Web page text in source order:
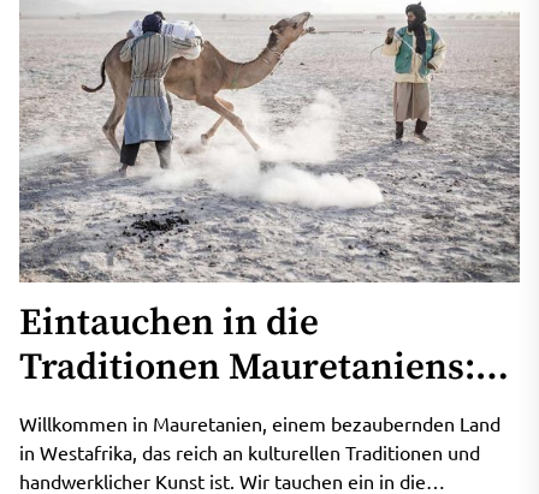
Eintauchen in die
Traditionen Mauretaniens:
Lokale Kultur und
Handwerkskunst erleben
Willkommen in Mauretanien, einem bezaubernden Land
in Westafrika, das reich an kulturellen Traditionen und
handwerklicher Kunst ist. Wir tauchen ein in die